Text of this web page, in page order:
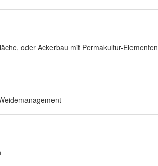
oder Ackerbau mit Permakultur-Elementen